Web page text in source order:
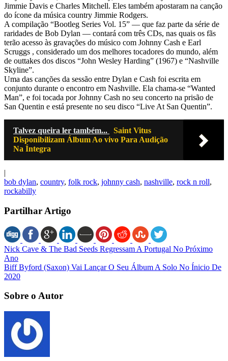
Jimmie Davis e Charles Mitchell. Eles também apostaram na canção
do ícone da música country Jimmie Rodgers.
A compilação “Bootleg Series Vol. 15” — que faz parte da série de
raridades de Bob Dylan — contará com três CDs, nas quais os fãs
terão acesso às gravações do músico com Johnny Cash e Earl
Scruggs , considerado um dos melhores tocadores do mundo, além
de outtakes dos discos “John Wesley Harding” (1967) e “Nashville
Skyline”.
Uma das canções da sessão entre Dylan e Cash foi escrita em
conjunto durante o encontro em Nashville. Ela chama-se “Wanted
Man”, e foi tocada por Johnny Cash no seu concerto na prisão de
San Quentin e está presente no seu disco “Live At San Quentin”.
Talvez queira ler também...
Saint Vitus
Disponibilizam Álbum Ao vivo Para Audição
Na Íntegra
|
bob dylan, country, folk rock, johnny cash, nashville, rock n roll,
rockabilly
Partilhar Artigo
Nick Cave & The Bad Seeds Regressam A Portugal No Próximo
Ano
Biff Byford (Saxon) Vai Lançar O Seu Álbum A Solo No Ínicio De
2020
Sobre o Autor